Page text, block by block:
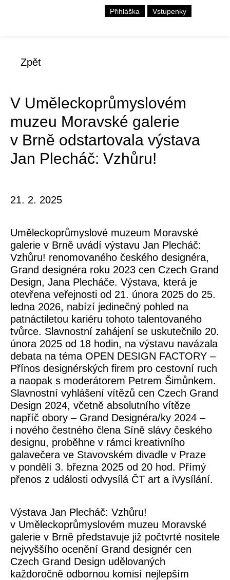
Přihláška Vstupenky
Zpět
V Uměleckoprůmyslovém
muzeu Moravské galerie
v Brně odstartovala výstava
Jan Plecháč: Vzhůru!
21. 2. 2025
Uměleckoprůmyslové muzeum Moravské
galerie v Brně uvádí výstavu Jan Plecháč:
Vzhůru! renomovaného českého designéra,
Grand designéra roku 2023 cen Czech Grand
Design, Jana Plecháče. Výstava, která je
otevřena veřejnosti od 21. února 2025 do 25.
ledna 2026, nabízí jedinečný pohled na
patnáctiletou kariéru tohoto talentovaného
tvůrce. Slavnostní zahájení se uskutečnilo 20.
února 2025 od 18 hodin, na výstavu navázala
debata na téma OPEN DESIGN FACTORY –
Přínos designérských firem pro cestovní ruch
a naopak s moderátorem Petrem Šimůnkem.
Slavnostní vyhlášení vítězů cen Czech Grand
Design 2024, včetně absolutního vítěze
napříč obory – Grand Designéra/ky 2024 –
i nového čestného člena Síně slávy českého
designu, proběhne v rámci kreativního
galavečera ve Stavovském divadle v Praze
v pondělí 3. března 2025 od 20 hod. Přímý
přenos z události odvysílá ČT art a iVysílání.
Výstava Jan Plecháč: Vzhůru!
v Uměleckoprůmyslovém muzeu Moravské
galerie v Brně představuje již počtvrté nositele
nejvyššího ocenění Grand designér cen
Czech Grand Design udělovaných
každoročně odbornou komisí nejlepším